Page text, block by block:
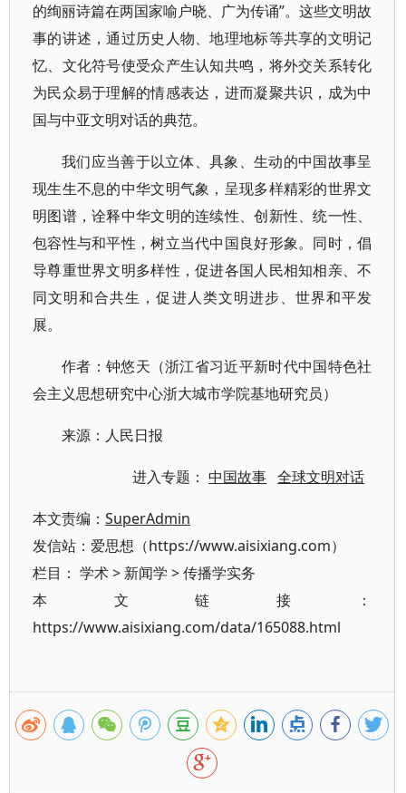
的绚丽诗篇在两国家喻户晓、广为传诵”。这些文明故
事的讲述，通过历史人物、地理地标等共享的文明记
忆、文化符号使受众产生认知共鸣，将外交关系转化
为民众易于理解的情感表达，进而凝聚共识，成为中
国与中亚文明对话的典范。
我们应当善于以立体、具象、生动的中国故事呈
现生生不息的中华文明气象，呈现多样精彩的世界文
明图谱，诠释中华文明的连续性、创新性、统一性、
包容性与和平性，树立当代中国良好形象。同时，倡
导尊重世界文明多样性，促进各国人民相知相亲、不
同文明和合共生，促进人类文明进步、世界和平发
展。
作者：钟悠天（浙江省习近平新时代中国特色社
会主义思想研究中心浙大城市学院基地研究员）
来源：人民日报
进入专题：中国故事 全球文明对话
本文责编： SuperAdmin
发信站：爱思想（https://www.aisixiang.com）
栏目： 学术> 新闻学 >传播学实务
本文链接：
https://www.aisixiang.com/data/165088.html